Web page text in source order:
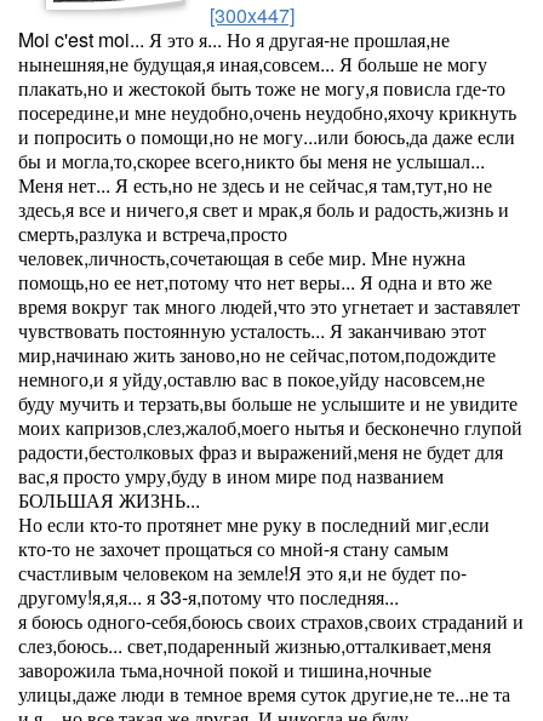
[300x447]
Moi c'est moi... Я это я... Но я другая-не прошлая,не
нынешняя,не будущая,я иная,совсем... Я больше не могу
плакать,но и жестокой быть тоже не могу,я повисла где-то
посередине,и мне неудобно,очень неудобно,яхочу крикнуть
и попросить о помощи,но не могу...или боюсь,да даже если
бы и могла,то,скорее всего,никто бы меня не услышал...
Меня нет... Я есть,но не здесь и не сейчас,я там,тут,но не
здесь,я все и ничего,я свет и мрак,я боль и радость,жизнь и
смерть,разлука и встреча,просто
человек,личность,сочетающая в себе мир. Мне нужна
помощь,но ее нет,потому что нет веры... Я одна и вто же
время вокруг так много людей,что это угнетает и заставялет
чувствовать постоянную усталость... Я заканчиваю этот
мир,начинаю жить заново,но не сейчас,потом,подождите
немного,и я уйду,оставлю вас в покое,уйду насовсем,не
буду мучить и терзать,вы больше не услышите и не увидите
моих капризов,слез,жалоб,моего нытья и бесконечно глупой
радости,бестолковых фраз и выражений,меня не будет для
вас,я просто умру,буду в ином мире под названием
БОЛЬШАЯ ЖИЗНЬ...
Но если кто-то протянет мне руку в последний миг,если
кто-то не захочет прощаться со мной-я стану самым
счастливым человеком на земле!Я это я,и не будет по-
другому!я,я,я... я 33-я,потому что последняя...
я боюсь одного-себя,боюсь своих страхов,своих страданий и
слез,боюсь... свет,подаренный жизнью,отталкивает,меня
заворожила тьма,ночной покой и тишина,ночные
улицы,даже люди в темное время суток другие,не те...не та